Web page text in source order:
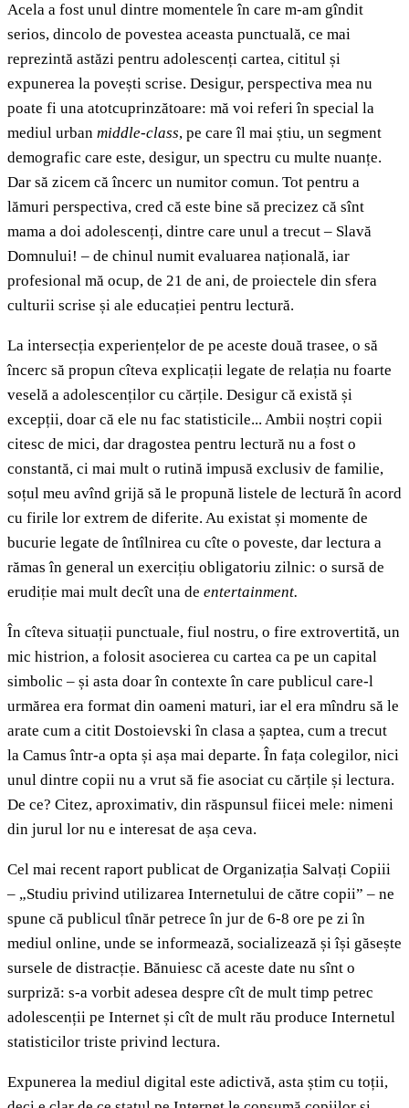
Acela a fost unul dintre momentele în care m-am gîndit
serios, dincolo de povestea aceasta punctuală, ce mai
reprezintă astăzi pentru adolescenți cartea, cititul și
expunerea la povești scrise. Desigur, perspectiva mea nu
poate fi una atotcuprinzătoare: mă voi referi în special la
mediul urban middle-class, pe care îl mai știu, un segment
demografic care este, desigur, un spectru cu multe nuanțe.
Dar să zicem că încerc un numitor comun. Tot pentru a
lămuri perspectiva, cred că este bine să precizez că sînt
mama a doi adolescenți, dintre care unul a trecut – Slavă
Domnului! – de chinul numit evaluarea națională, iar
profesional mă ocup, de 21 de ani, de proiectele din sfera
culturii scrise și ale educației pentru lectură.
La intersecția experiențelor de pe aceste două trasee, o să
încerc să propun cîteva explicații legate de relația nu foarte
veselă a adolescenților cu cărțile. Desigur că există și
excepții, doar că ele nu fac statisticile... Ambii noștri copii
citesc de mici, dar dragostea pentru lectură nu a fost o
constantă, ci mai mult o rutină impusă exclusiv de familie,
soțul meu avînd grijă să le propună listele de lectură în acord
cu firile lor extrem de diferite. Au existat și momente de
bucurie legate de întîlnirea cu cîte o poveste, dar lectura a
rămas în general un exercițiu obligatoriu zilnic: o sursă de
erudiție mai mult decît una de entertainment.
În cîteva situații punctuale, fiul nostru, o fire extrovertită, un
mic histrion, a folosit asocierea cu cartea ca pe un capital
simbolic – și asta doar în contexte în care publicul care-l
urmărea era format din oameni maturi, iar el era mîndru să le
arate cum a citit Dostoievski în clasa a șaptea, cum a trecut
la Camus într-a opta și așa mai departe. În fața colegilor, nici
unul dintre copii nu a vrut să fie asociat cu cărțile și lectura.
De ce? Citez, aproximativ, din răspunsul fiicei mele: nimeni
din jurul lor nu e interesat de așa ceva.
Cel mai recent raport publicat de Organizația Salvați Copiii
– „Studiu privind utilizarea Internetului de către copii” – ne
spune că publicul tînăr petrece în jur de 6-8 ore pe zi în
mediul online, unde se informează, socializează și își găsește
sursele de distracție. Bănuiesc că aceste date nu sînt o
surpriză: s-a vorbit adesea despre cît de mult timp petrec
adolescenții pe Internet și cît de mult rău produce Internetul
statisticilor triste privind lectura.
Expunerea la mediul digital este adictivă, asta știm cu toții,